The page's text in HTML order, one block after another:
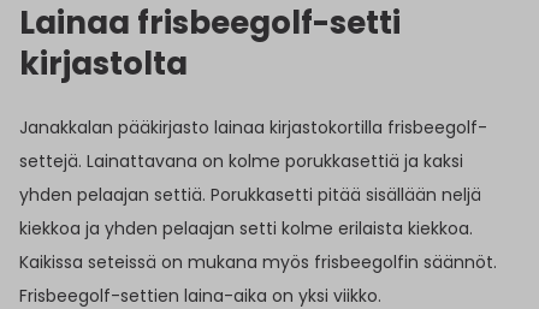
Lainaa frisbeegolf-setti
kirjastolta
Janakkalan pääkirjasto lainaa kirjastokortilla frisbeegolf-
settejä. Lainattavana on kolme porukkasettiä ja kaksi
yhden pelaajan settiä. Porukkasetti pitää sisällään neljä
kiekkoa ja yhden pelaajan setti kolme erilaista kiekkoa.
Kaikissa seteissä on mukana myös frisbeegolfin säännöt.
Frisbeegolf-settien laina-aika on yksi viikko.